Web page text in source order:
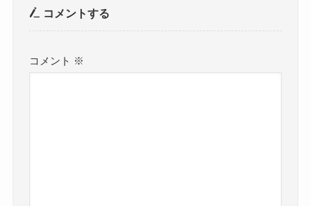
コメントする
コメント ※